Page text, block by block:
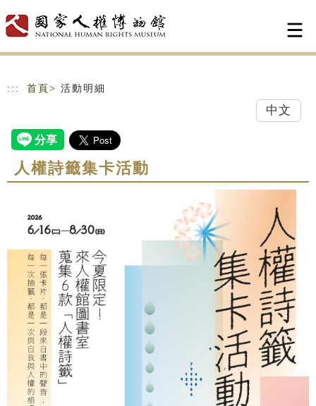
::: 首頁 > 活動明細
中文
人權詩籤集卡活動